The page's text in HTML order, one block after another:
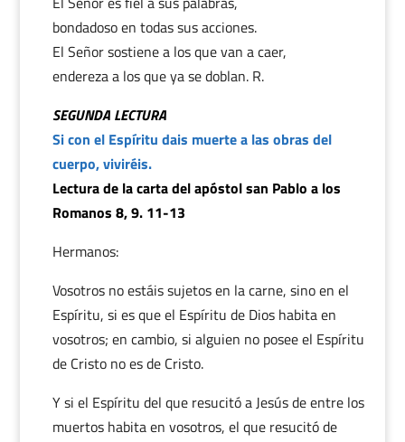
bondadoso en todas sus acciones.
El Señor sostiene a los que van a caer,
endereza a los que ya se doblan. R.
SEGUNDA LECTURA
Si con el Espíritu dais muerte a las obras del
cuerpo, viviréis.
Lectura de la carta del apóstol san Pablo a los
Romanos 8, 9. 11-13
Hermanos:
Vosotros no estáis sujetos en la carne, sino en el
Espíritu, si es que el Espíritu de Dios habita en
vosotros; en cambio, si alguien no posee el Espíritu
de Cristo no es de Cristo.
Y si el Espíritu del que resucitó a Jesús de entre los
muertos habita en vosotros, el que resucitó de